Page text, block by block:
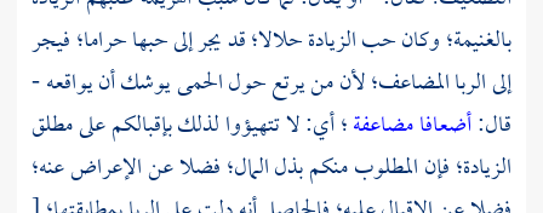
بالغنيمة؛ وكان حب الزيادة حلالا؛ قد يجر إلى حبها حراما؛ فيجر
إلى الربا المضاعف؛ لأن من يرتع حول الحمى يوشك أن يواقعه -
قال:أضعافا مضاعفة؛ أي: لا تتهيؤوا لذلك بإقبالكم على مطلق
الزيادة؛ فإن المطلوب منكم بذل المال؛ فضلا عن الإعراض عنه؛